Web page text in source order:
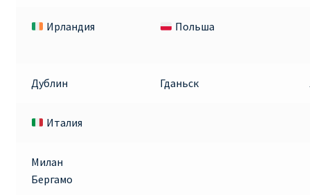
Ирландия
Польша
Дублин Гданьск
Италия
Милан
Бергамо